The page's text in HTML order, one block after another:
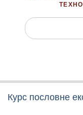
Search
for:
Курс пословне